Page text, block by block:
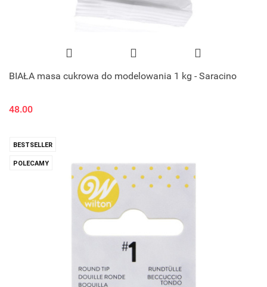
BIAŁA masa cukrowa do modelowania 1 kg - Saracino
48.00
BESTSELLER
POLECAMY